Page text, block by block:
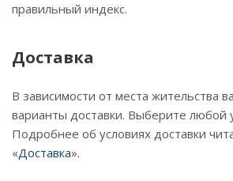
правильный индекс.
Доставка
В зависимости от места жительства
варианты доставки. Выберите любой
Подробнее об условиях доставки
«Доставка».